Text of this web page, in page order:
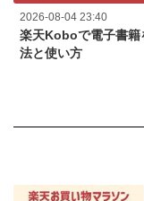
2026-08-04 23:40
楽天Koboで電子書籍
法と使い方